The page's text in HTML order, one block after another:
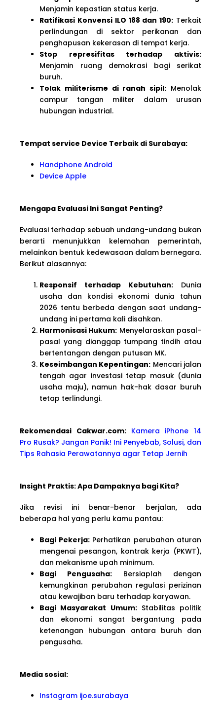
Menjamin kepastian status kerja.
Ratifikasi Konvensi ILO 188 dan 190: Terkait
perlindungan di sektor perikanan dan
penghapusan kekerasan di tempat kerja.
Stop represifitas terhadap aktivis:
Menjamin ruang demokrasi bagi serikat
buruh.
Tolak militerisme di ranah sipil: Menolak
campur tangan militer dalam urusan
hubungan industrial.
Tempat service Device Terbaik di Surabaya:
Handphone Android
Device Apple
Mengapa Evaluasi Ini Sangat Penting?
Evaluasi terhadap sebuah undang-undang bukan
berarti menunjukkan kelemahan pemerintah,
melainkan bentuk kedewasaan dalam bernegara.
Berikut alasannya:
Responsif terhadap Kebutuhan: Dunia
usaha dan kondisi ekonomi dunia tahun
2026 tentu berbeda dengan saat undang-
undang ini pertama kali disahkan.
Harmonisasi Hukum: Menyelaraskan pasal-
pasal yang dianggap tumpang tindih atau
bertentangan dengan putusan MK.
Keseimbangan Kepentingan: Mencari jalan
tengah agar investasi tetap masuk (dunia
usaha maju), namun hak-hak dasar buruh
tetap terlindungi.
Rekomendasi Cakwar.com: Kamera iPhone 14
Pro Rusak? Jangan Panik! Ini Penyebab, Solusi, dan
Tips Rahasia Perawatannya agar Tetap Jernih
Insight Praktis: Apa Dampaknya bagi Kita?
Jika revisi ini benar-benar berjalan, ada
beberapa hal yang perlu kamu pantau:
Bagi Pekerja:Perhatikan perubahan aturan
mengenai pesangon, kontrak kerja (PKWT),
dan mekanisme upah minimum.
Bagi Pengusaha: Bersiaplah dengan
kemungkinan perubahan regulasi perizinan
atau kewajiban baru terhadap karyawan.
Bagi Masyarakat Umum:Stabilitas politik
dan ekonomi sangat bergantung pada
ketenangan hubungan antara buruh dan
pengusaha.
Media sosial:
Instagram ijoe.surabaya